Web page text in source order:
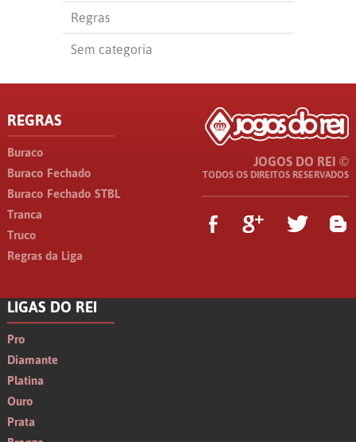
Regras
Sem categoria
REGRAS
Buraco
Buraco Fechado
Buraco Fechado STBL
Tranca
Truco
Regras da Liga
LIGAS DO REI
Pro
Diamante
Platina
Ouro
Prata
JOGOS DO REI ©
TODOS OS DIREITOS RESERVADOS